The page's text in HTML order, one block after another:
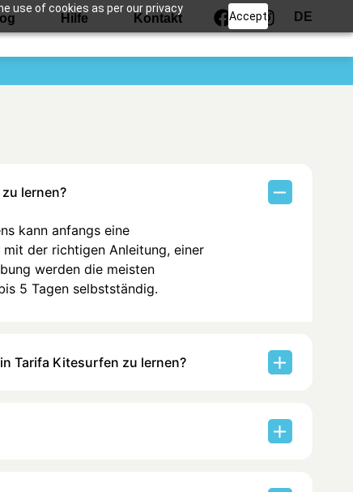
use of cookies as per our privacy
Accept
Hilfe Kontakt DE
lernen?
kann anfangs eine
der richtigen Anleitung, einer
werden die meisten
5 Tagen selbstständig.
Tarifa Kitesurfen zu lernen?